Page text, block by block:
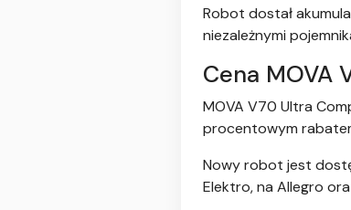
Robot dostał
niezależnymi
Cena MOVA
MOVA V70 Ultra
procentowym
Nowy robot jest
Elektro, na Allegro